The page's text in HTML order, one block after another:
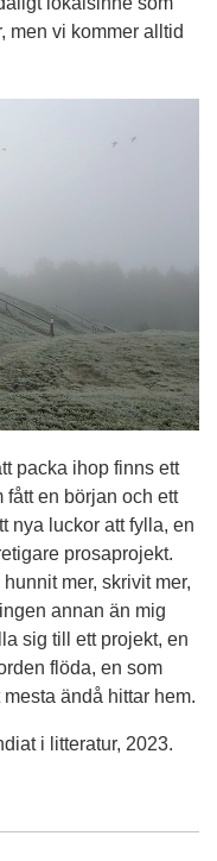
men vi kommer alltid
packa ihop finns ett
fått en början och ett
nya luckor att fylla, en
prosaprojekt.
mer, skrivit mer,
annan än mig
sig till ett projekt, en
flöda, en som
ändå hittar hem.
i litteratur, 2023.